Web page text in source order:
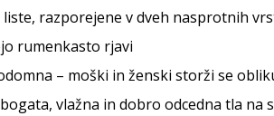
liste, razporejene v dveh nasprotnih
rumenkasto rjavi
– moški in ženski storži se
vlažna in dobro odcedna tla na